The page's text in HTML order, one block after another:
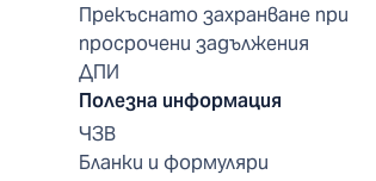
Прекъснато захранване при
просрочени задължения
ДПИ
Полезна информация
ЧЗВ
Бланки и формуляри